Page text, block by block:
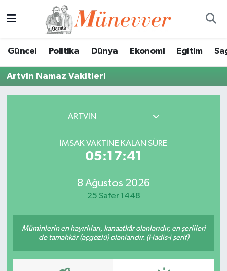
Güncel Politika Dünya Ekonomi Eğitim
Artvin Namaz Vakitleri
ARTVİN
İMSAK VAKTINE KALAN SÜRE
05:17:41
8 Ağustos 2026
25 Safer 1448
Müminlerin en hayırlıları, kanaatkâr olanlarıdır, en şerlileri
de tamahkâr (açgözlü) olanlarıdır. (Hadis-i şerif)
Süper Lig Puan Durumu ve Fikstür
Tüm Manşetler